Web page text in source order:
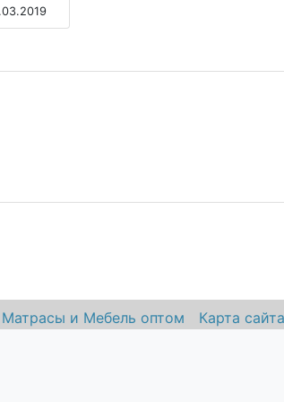
Матрасы и Мебель оптом Карта сайта